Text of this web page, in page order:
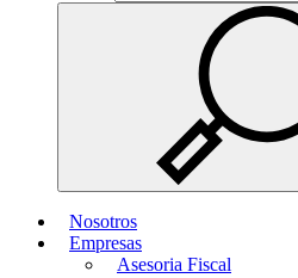
Nosotros
Empresas
Asesoria Fiscal